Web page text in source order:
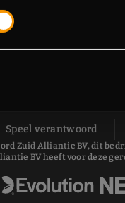
Speel verantwoord
Zuid Alliantie BV, dit
BV heeft voor deze